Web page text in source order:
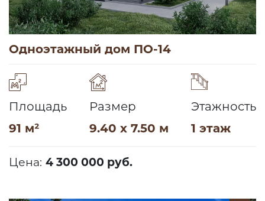
Одноэтажный дом ПО-14
Площадь
91 м²
Размер
9.40 x 7.50 м
Этажность
1 этаж
Цена: 4 300 000 руб.